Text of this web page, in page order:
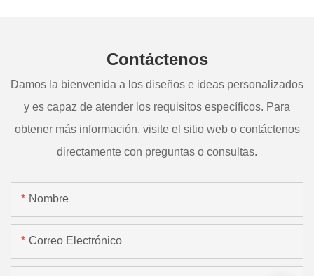
Contáctenos
Damos la bienvenida a los diseños e ideas personalizados
y es capaz de atender los requisitos específicos. Para
obtener más información, visite el sitio web o contáctenos
directamente con preguntas o consultas.
Nombre
Correo Electrónico